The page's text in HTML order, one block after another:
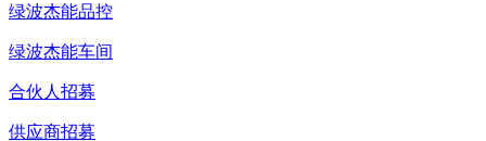
绿波杰能品控
绿波杰能车间
合伙人招募
供应商招募